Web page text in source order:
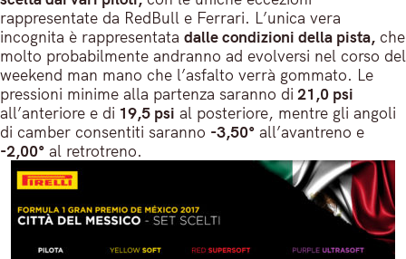
rappresentate da RedBull e Ferrari. L’unica vera
incognita è rappresentata dalle condizioni della pista, che
molto probabilmente andranno ad evolversi nel corso del
weekend man mano che l’asfalto verrà gommato. Le
pressioni minime alla partenza saranno di 21,0 psi
all’anteriore e di 19,5 psi al posteriore, mentre gli angoli
di camber consentiti saranno -3,50° all’avantreno e
-2,00° al retrotreno.